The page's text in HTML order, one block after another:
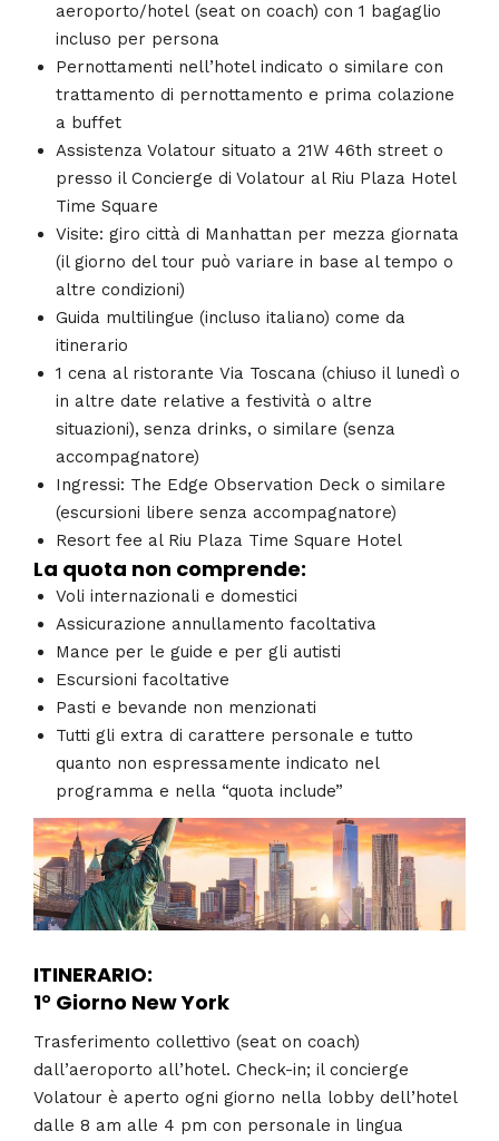
aeroporto/hotel (seat on coach) con 1 bagaglio
incluso per persona
Pernottamenti nell’hotel indicato o similare con
trattamento di pernottamento e prima colazione
a buffet
Assistenza Volatour situato a 21W 46th street o
presso il Concierge di Volatour al Riu Plaza Hotel
Time Square
Visite: giro città di Manhattan per mezza giornata
(il giorno del tour può variare in base al tempo o
altre condizioni)
Guida multilingue (incluso italiano) come da
itinerario
1 cena al ristorante Via Toscana (chiuso il lunedì o
in altre date relative a festività o altre
situazioni), senza drinks, o similare (senza
accompagnatore)
Ingressi: The Edge Observation Deck o similare
(escursioni libere senza accompagnatore)
Resort fee al Riu Plaza Time Square Hotel
La quota non comprende:
Voli internazionali e domestici
Assicurazione annullamento facoltativa
Mance per le guide e per gli autisti
Escursioni facoltative
Pasti e bevande non menzionati
Tutti gli extra di carattere personale e tutto
quanto non espressamente indicato nel
programma e nella “quota include”
ITINERARIO:
1° Giorno New York
Trasferimento collettivo (seat on coach)
dall’aeroporto all’hotel. Check-in; il concierge
Volatour è aperto ogni giorno nella lobby dell’hotel
dalle 8 am alle 4 pm con personale in lingua